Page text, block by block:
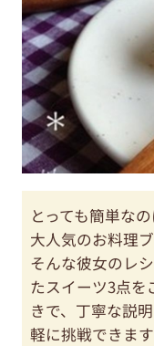
とっても簡単な
大人気のお料理
そんな彼女のレ
たスイーツ3点を
きで、丁寧な説
軽に挑戦できま